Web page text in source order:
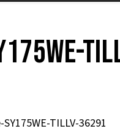
TILLV-36291